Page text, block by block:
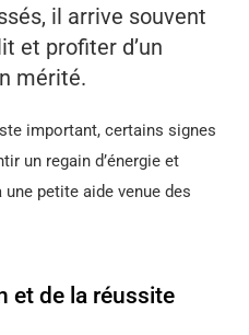
il arrive souvent
et profiter d’un
mérité.
important, certains signes
un regain d’énergie et
petite aide venue des
et de la réussite